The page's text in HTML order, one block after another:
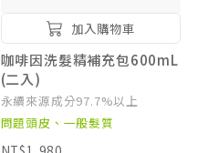
加入購物車
咖啡因洗髮精補充包600mL
(二入)
永續來源成分97.7%以上
問題頭皮、一般髮質